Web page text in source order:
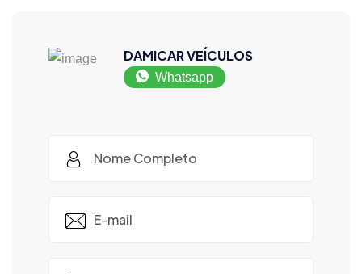
DAMICAR VEÍCULOS
Whatsapp